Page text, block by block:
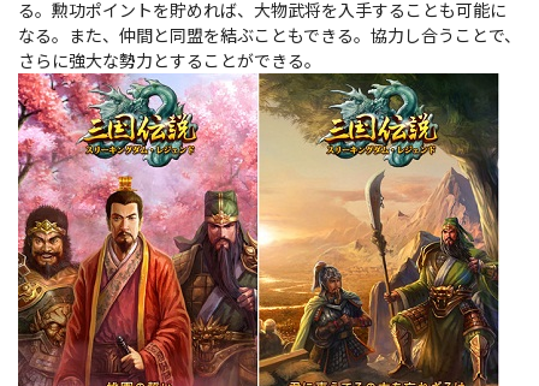
る。勲功ポイントを貯めれば、大物武将を入手することも可能に
なる。また、仲間と同盟を結ぶこともできる。協力し合うことで、
さらに強大な勢力とすることができる。